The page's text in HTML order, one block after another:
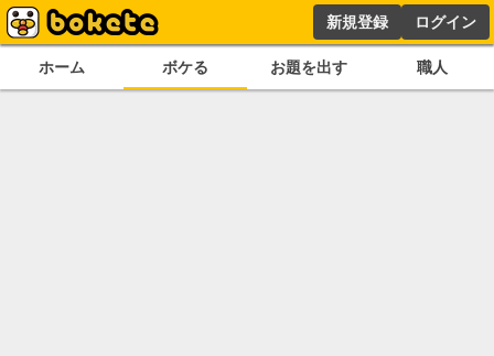
新規登録 ログイン
ホーム ボケる お題を出す 職人